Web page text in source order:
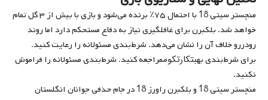
منچستر سیتی 18 با احتمال ۷۵٪ برنده می‌شود و بازی با بیش از ۳ گل تمام
خواهد شد. بلکبرن برای غافلگیری نیاز به دفاع مستحکم دارد اما روند
رودررو خلاف آن را نشان می‌دهد. شرط‌بندی مسئولانه را رعایت کنید.
برای شرط‌بندی بهبتکارتکوممراجعه کنید. شرط‌بندی مسئولانه را فراموش
نکنید.
منچستر سیتی 18 و بلکبرن راورز 18 در جام حذفی جوانان انگلستان